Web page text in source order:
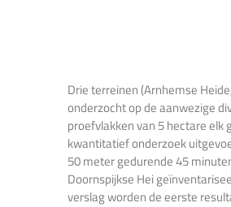
Drie terreinen (Arnhemse
onderzocht op de aanwezige
proefvlakken van 5 hectare
kwantitatief onderzoek
50 meter gedurende 45
Doornspijkse Hei
verslag worden de eerste